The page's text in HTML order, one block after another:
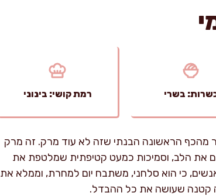
בשרי רמת קושי: בינוני
מהכף הראשונה הבנתי שזה לא עוד מרק. זה מרק
את הלב, וסמיכות כמעט קטיפתית שמלטפת את
כי הוא סלחני, משתבח יום למחרת, וממלא את
קטנה שעושה את כל ההבדל.